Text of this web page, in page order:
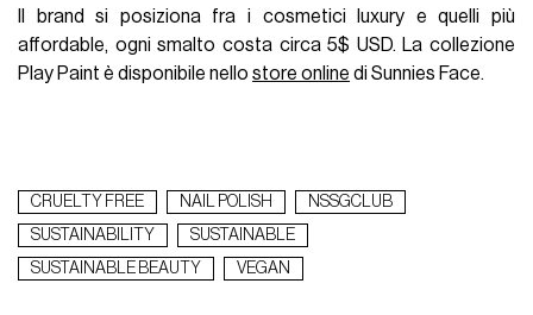
Il brand si posiziona fra i cosmetici luxury e quelli più
affordable, ogni smalto costa circa 5$ USD. La collezione
Play Paint è disponibile nellostore online di Sunnies Face.
CRUELTY FREE NAIL POLISH
NSSGCLUB
SUSTAINABILITY
SUSTAINABLE
SUSTAINABLE BEAUTY
VEGAN